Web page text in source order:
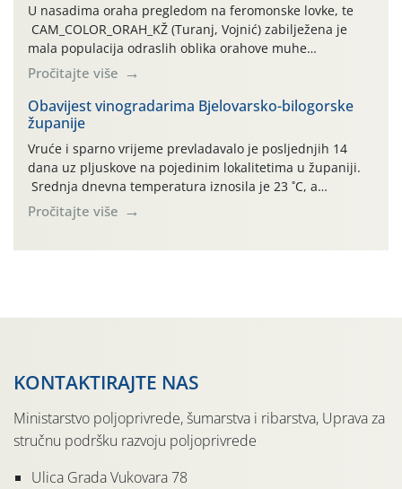
U nasadima oraha pregledom na feromonske lovke, te
CAM_COLOR_ORAH_KŽ (Turanj, Vojnić) zabilježena je
mala populacija odraslih oblika orahove muhe
(Rhagoletis completa). Niska brojnost može se objasniti
činjenicom da je riječ o mladim nasadima s vrlo malim
urodom, što je povezano i s manjim brojem prezimjelih
jedinki. U starijim nasadima, na žutim ljepljivim Rebell
pločama s […]
Pročitajte više
Obavijest vinogradarima Bjelovarsko-bilogorske
županije
Vruće i sparno vrijeme prevladavalo je posljednjih 14
dana uz pljuskove na pojedinim lokalitetima u županiji.
Srednja dnevna temperatura iznosila je 23 ˚C, a
maksimalne su posljednjih dana dosezale do 35 ˚C.
Simptome plamenjače vinove loze (Plasmoparas
Pročitajte više
KONTAKTIRAJTE NAS
Ministarstvo poljoprivrede, šumarstva i ribarstva, Uprava za
stručnu podršku razvoju poljoprivrede
Ulica Grada Vukovara 78